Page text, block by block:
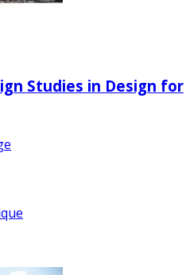
Studies in Design for